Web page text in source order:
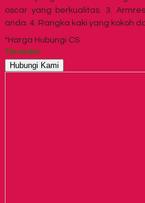
oscar yang berkualitas. 3.
anda. 4. Rangka kaki yang kokoh
*Harga Hubungi CS
Tersedia
Hubungi Kami